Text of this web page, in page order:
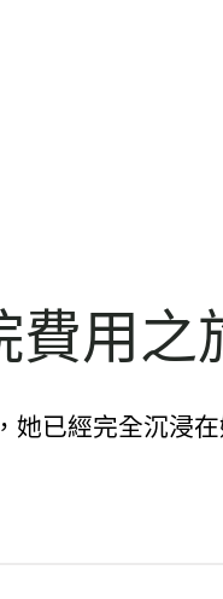
費用
她已經完全沉浸